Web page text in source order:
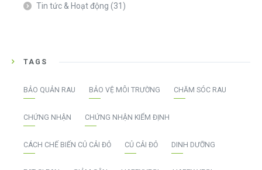
Tin tức & Hoạt động (31)
TAGS
BẢO QUẢN RAU BẢO VỆ MÔI TRƯỜNG CHĂM SÓC RAU
CHỨNG NHẬN CHỨNG NHẬN KIỂM ĐỊNH
CÁCH CHẾ BIẾN CỦ CẢI ĐỎ CỦ CẢI ĐỎ DINH DƯỠNG